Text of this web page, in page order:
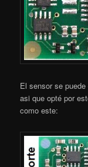
El sensor se
asi que opté por
como este: